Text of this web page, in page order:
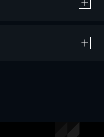
による作品の購入 / レンタルです。
タルは、20％のポイント還元です。